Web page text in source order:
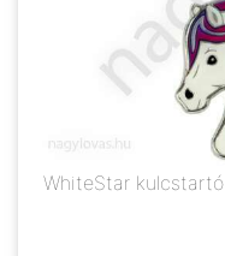
WhiteStar kulcstartó